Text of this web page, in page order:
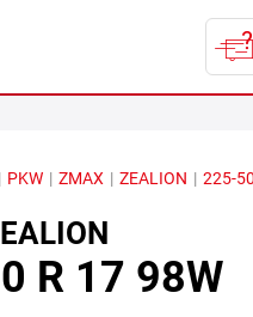
| PKW | ZMAX | ZEALION | 225-
R 17 98W